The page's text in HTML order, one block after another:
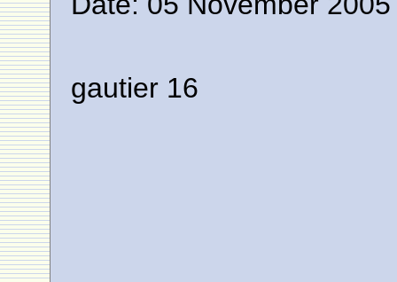
gautier 16